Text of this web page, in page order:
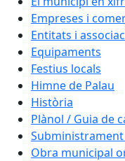
Empreses i
Entitats i
Equipaments
Festius locals
Himne de Palau
Història
Plànol / Guia de
Obra municipal